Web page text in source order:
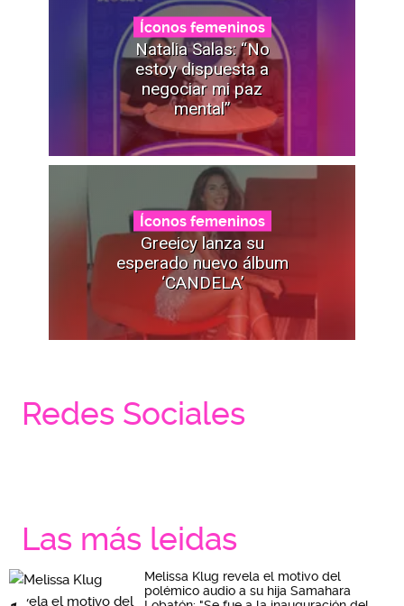
Íconos femeninos
Natalia Salas: “No
estoy dispuesta a
negociar mi paz
mental”
Íconos femeninos
Greeicy lanza su
esperado nuevo álbum
‘CANDELA’
Redes Sociales
Las más leidas
Melissa Klug revela el motivo del
polémico audio a su hija Samahara